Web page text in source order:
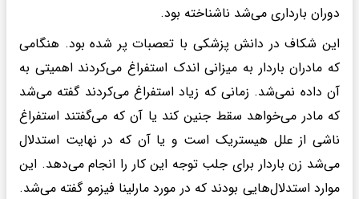
دوران بارداری می‌شد ناشناخته بود.
این شکاف در دانش پزشکی با تعصبات پر شده بود. هنگامی
که مادران باردار به میزانی اندک استفراغ می‌کردند اهمیتی به
آن داده نمی‌شد. زمانی که زیاد استفراغ می‌کردند گفته می‌شد
که مادر می‌خواهد سقط جنین کند یا آن که می‌گفتند استفراغ
ناشی از علل هیستریک است و یا آن که در نهایت استدلال
می‌شد زن باردار برای جلب توجه این کار را انجام می‌دهد. این
موارد استدلال‌هایی بودند که در مورد مارلینا فیزمو گفته می‌شد.